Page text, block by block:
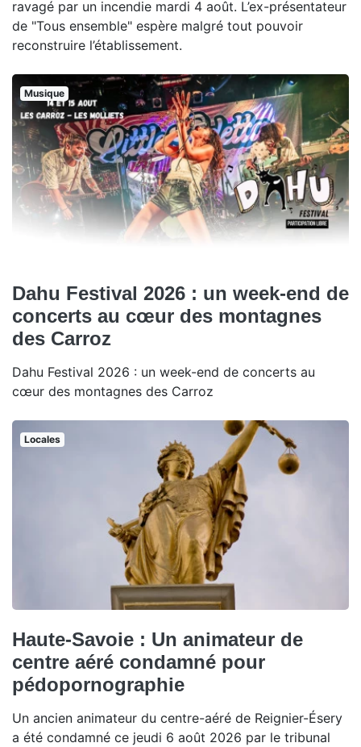
ravagé par un incendie mardi 4 août. L’ex-présentateur
de "Tous ensemble" espère malgré tout pouvoir
reconstruire l’établissement.
Musique
Dahu Festival 2026 : un week-end de
concerts au cœur des montagnes
des Carroz
Dahu Festival 2026 : un week-end de concerts au
cœur des montagnes des Carroz
Locales
Haute-Savoie : Un animateur de
centre aéré condamné pour
pédopornographie
Un ancien animateur du centre-aéré de Reignier-Ésery
a été condamné ce jeudi 6 août 2026 par le tribunal